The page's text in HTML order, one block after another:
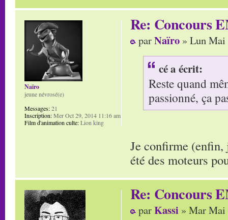
Re: Concours
parNaïro » Lun Mai
cé a écrit:
Reste quand
passionné, ça
Je confirme (enfin,
été des moteurs
Naïro
jeune névrosé(e)
Messages:21
Inscription:Mer Oct 29, 2014 11:16 am
Film d'animation culte:Lion king
Re: Concours
parKassi » Mar Mai